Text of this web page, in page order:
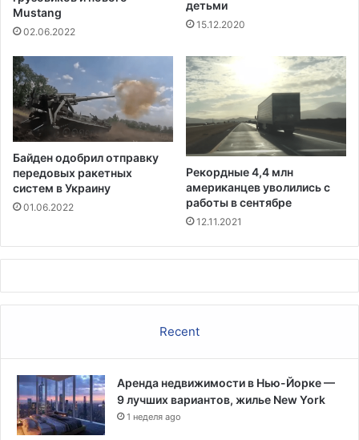
д
и
а
к
ц
и
н
р
о
а
н
о
н
а
л
п
о
и
Т
р
а
м
а
Mustang
02.06.2022
детьми
15.12.2020
Байден одобрил отправку
передовых ракетных
систем в Украину
01.06.2022
Рекордные 4,4 млн
американцев уволились с
работы в сентябре
12.11.2021
Recent
Аренда недвижимости в Нью-Йорке —
9 лучших вариантов, жилье New York
1 неделя ago